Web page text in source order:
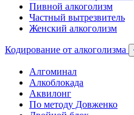
Пивной алкоголизм
Частный вытрезвитель
Женский алкоголизм
Кодирование от алкоголизма
Алгоминал
Алкоблокада
Аквилонг
По методу Довженко